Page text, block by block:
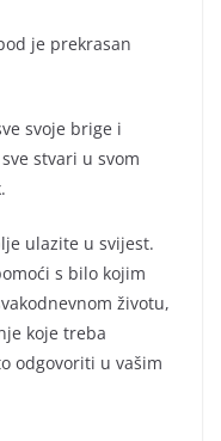
je prekrasan
svoje brige i
stvari u svom
ulazite u svijest.
s bilo kojim
životu,
koje treba
odgovoriti u vašim